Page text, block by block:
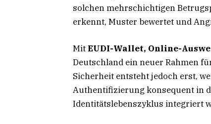
solchen mehrschichtigen
erkennt, Muster bewertet und
MitEUDI-Wallet, Online-
Deutschland ein neuer Rahmen
Sicherheit entsteht jedoch erst,
Authentifizierung konsequent in
Identitätslebenszyklus integriert